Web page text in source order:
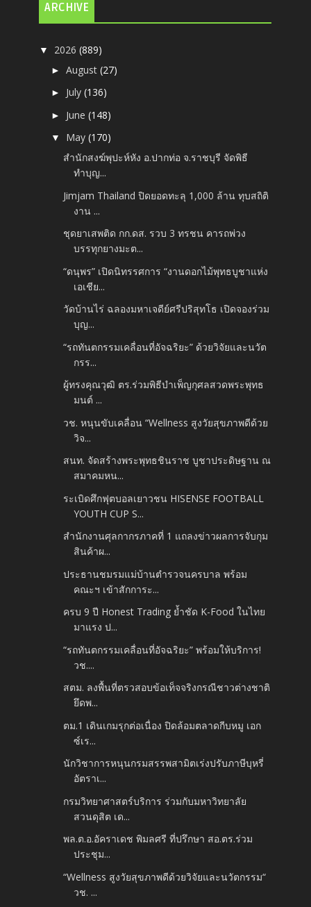
ARCHIVE
▼ 2026(889)
►August(27)
► July(136)
► June(148)
▼ May(170)
สำนักสงฆ์พุปะห์หัง อ.ปากท่อ จ.ราชบุรี จัดพิธี
ทำบุญ...
Jimjam Thailand ปิดยอดทะลุ 1,000 ล้าน ทุบสถิติ
งาน ...
ชุดยาเสพติด กก.ดส. รวบ 3 ทรชน คารถพ่วง
บรรทุกยางมะต...
“ดนุพร” เปิดนิทรรศการ “งานดอกไม้พุทธบูชาแห่ง
เอเชีย...
วัดบ้านไร่ ฉลองมหาเจดีย์ศรีปริสุทโธ เปิดจองร่วม
บุญ...
“รถทันตกรรมเคลื่อนที่อัจฉริยะ” ด้วยวิจัยและนวัต
กรร...
ผู้ทรงคุณวุฒิ ตร.ร่วมพิธีบำเพ็ญกุศลสวดพระพุทธ
มนต์ ...
วช. หนุนขับเคลื่อน “Wellness สูงวัยสุขภาพดีด้วย
วิจ...
สนท. จัดสร้างพระพุทธชินราช บูชาประดิษฐาน ณ
สมาคมหน...
ระเบิดศึกฟุตบอลเยาวชน HISENSE FOOTBALL
YOUTH CUP S...
สำนักงานศุลกากรภาคที่ 1 แถลงข่าวผลการจับกุม
สินค้าผ...
ประธานชมรมแม่บ้านตำรวจนครบาล พร้อม
คณะฯ เข้าสักการะ...
ครบ 9 ปี Honest Trading ย้ำชัด K-Food ในไทย
มาแรง ป...
“รถทันตกรรมเคลื่อนที่อัจฉริยะ” พร้อมให้บริการ!
วช....
สตม. ลงพื้นที่ตรวสอบข้อเท็จจริงกรณีชาวต่างชาติ
ยึดพ...
ตม.1 เดินเกมรุกต่อเนื่อง ปิดล้อมตลาดกีบหมู เอก
ซ์เร...
นักวิชาการหนุนกรมสรรพสามิตเร่งปรับภาษีบุหรี่
อัตราเ...
กรมวิทยาศาสตร์บริการ ร่วมกับมหาวิทยาลัย
สวนดุสิต เด...
พล.ต.อ.อัคราเดช พิมลศรี ที่ปรึกษา สอ.ตร.ร่วม
ประชุม...
“Wellness สูงวัยสุขภาพดีด้วยวิจัยและนวัตกรรม“
วช. ...